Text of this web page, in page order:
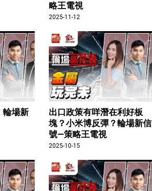
略王電視
2025-11-12
輪場新
出口政策有咩潛在利好板
塊？小米博反彈？輪場新信
號—策略王電視
2025-10-15